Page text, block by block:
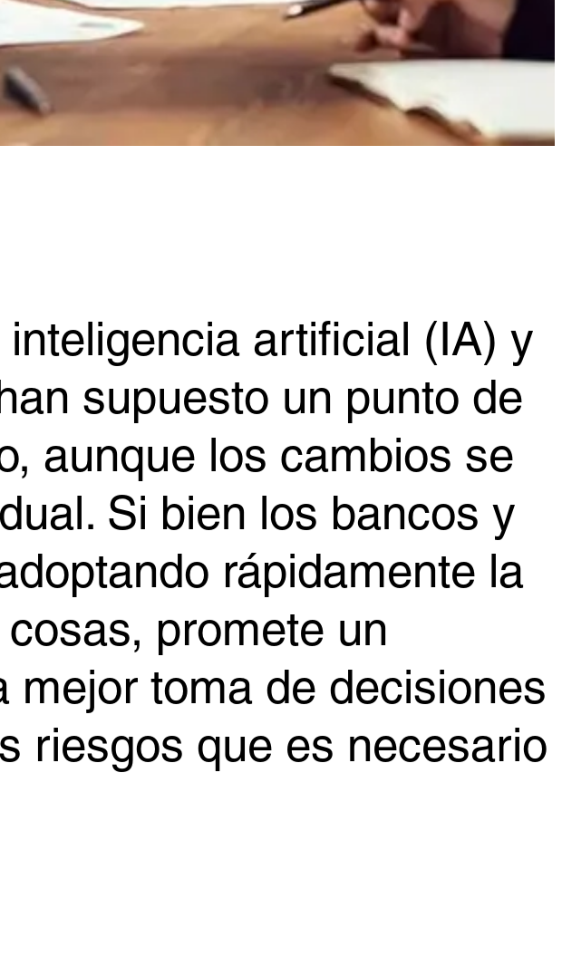
artificial (IA) y
supuesto un punto de
aunque los cambios se
Si bien los bancos y
rápidamente la
promete un
mejor toma de decisiones
riesgos que es necesario